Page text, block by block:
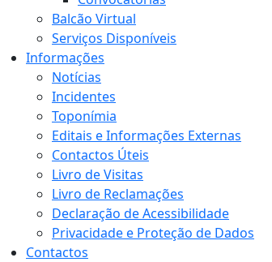
Balcão Virtual
Serviços Disponíveis
Informações
Notícias
Incidentes
Toponímia
Editais e Informações Externas
Contactos Úteis
Livro de Visitas
Livro de Reclamações
Declaração de Acessibilidade
Privacidade e Proteção de Dados
Contactos